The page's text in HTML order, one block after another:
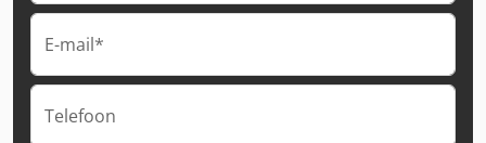
E-mail*
Telefoon